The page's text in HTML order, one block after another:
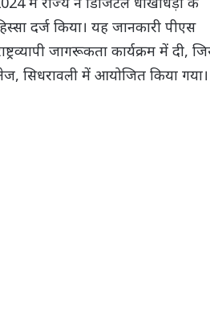
दर्ज किया। यह जानकारी पीएस
जागरूकता कार्यक्रम में दी,
सिधरावली में आयोजित किया गया।